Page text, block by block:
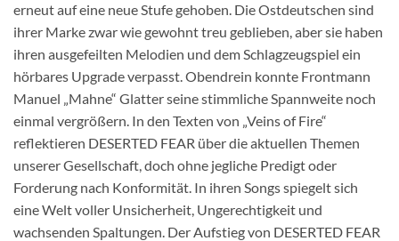
erneut auf eine neue Stufe gehoben. Die Ostdeutschen sind
ihrer Marke zwar wie gewohnt treu geblieben, aber sie haben
ihren ausgefeilten Melodien und dem Schlagzeugspiel ein
hörbares Upgrade verpasst. Obendrein konnte Frontmann
Manuel „Mahne“ Glatter seine stimmliche Spannweite noch
einmal vergrößern. In den Texten von „Veins of Fire“
reflektieren DESERTED FEAR über die aktuellen Themen
unserer Gesellschaft, doch ohne jegliche Predigt oder
Forderung nach Konformität. In ihren Songs spiegelt sich
eine Welt voller Unsicherheit, Ungerechtigkeit und
wachsenden Spaltungen. Der Aufstieg von DESERTED FEAR